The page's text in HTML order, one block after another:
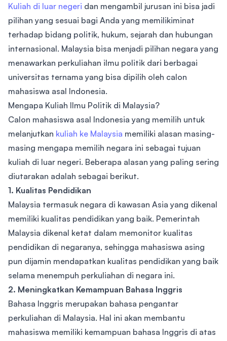
Kuliah di luar negeri dan mengambil jurusan ini bisa jadi
pilihan yang sesuai bagi Anda yang memilikiminat
terhadap bidang politik, hukum, sejarah dan hubungan
internasional. Malaysia bisa menjadi pilihan negara yang
menawarkan perkuliahan ilmu politik dari berbagai
universitas ternama yang bisa dipilih oleh calon
mahasiswa asal Indonesia.
Mengapa Kuliah Ilmu Politik di Malaysia?
Calon mahasiswa asal Indonesia yang memilih untuk
melanjutkan kuliah ke Malaysia memiliki alasan masing-
masing mengapa memilih negara ini sebagai tujuan
kuliah di luar negeri. Beberapa alasan yang paling sering
diutarakan adalah sebagai berikut.
1. Kualitas Pendidikan
Malaysia termasuk negara di kawasan Asia yang dikenal
memiliki kualitas pendidikan yang baik. Pemerintah
Malaysia dikenal ketat dalam memonitor kualitas
pendidikan di negaranya, sehingga mahasiswa asing
pun dijamin mendapatkan kualitas pendidikan yang baik
selama menempuh perkuliahan di negara ini.
2. Meningkatkan Kemampuan Bahasa Inggris
Bahasa Inggris merupakan bahasa pengantar
perkuliahan di Malaysia. Hal ini akan membantu
mahasiswa memiliki kemampuan bahasa Inggris di atas